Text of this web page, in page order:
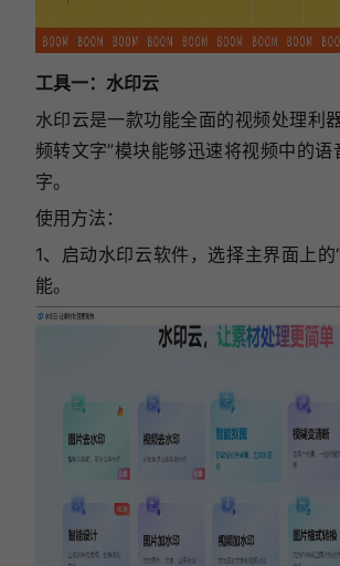
工具一：水印云
水印云是一款功能全面的视频处理利
频转文字”模块能够迅速将视频中的语
字。
使用方法：
1、启动水印云软件，选择主界面上的
能。